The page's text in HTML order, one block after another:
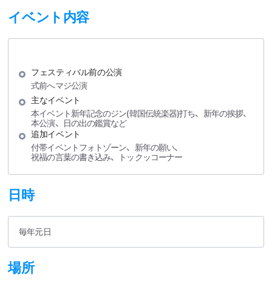
イベント内容
フェスティバル前の公演
式前へマジ公演
主なイベント
本イベント新年記念のジン(韓国伝統楽器)打ち、新年の挨拶、
本公演、日の出の鑑賞など
追加イベント
付帯イベントフォトゾーン、新年の願い、
祝福の言葉の書き込み、トックッコーナー
日時
毎年元日
場所